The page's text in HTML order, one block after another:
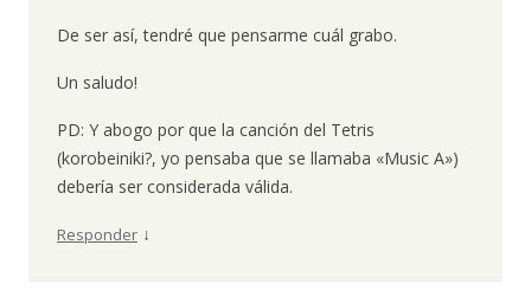
De ser así, tendré que pensarme cuál grabo.
Un saludo!
PD: Y abogo por que la canción del Tetris
(korobeiniki?, yo pensaba que se llamaba «Music A»)
debería ser considerada válida.
Responder ↓